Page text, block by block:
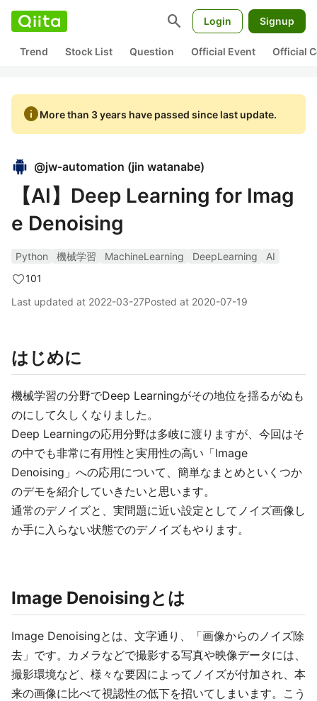
search Login Signup
Trend Stock List Question Official Event Official
infoMore than 3 years have passed since last update.
@jw-automation (jin watanabe)
【AI】Deep Learning for Imag
e Denoising
Python 機械学習 MachineLearning DeepLearning
AI
101
Last updated at 2022-03-27Posted at 2020-07-19
はじめに
機械学習の分野でDeep Learningがその地位を揺るがぬも
のにして久しくなりました。
Deep Learningの応用分野は多岐に渡りますが、今回はそ
の中でも非常に有用性と実用性の高い「Image
Denoising」への応用について、簡単なまとめといくつか
のデモを紹介していきたいと思います。
通常のデノイズと、実問題に近い設定としてノイズ画像し
か手に入らない状態でのデノイズもやります。
Image Denoisingとは
Image Denoisingとは、文字通り、「画像からのノイズ除
去」です。カメラなどで撮影する写真や映像データには、
撮影環境など、様々な要因によってノイズが付加され、本
来の画像に比べて視認性の低下を招いてしまいます。こう